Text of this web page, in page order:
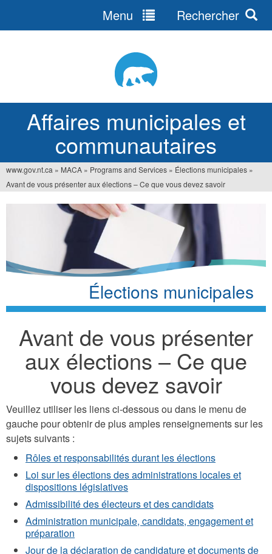
Affaires municipales et
communautaires
Menu Rechercher
Vous
êtes
www.gov.nt.ca » MACA » Programs and Services » Élections municipales »
Avant de vous présenter aux élections – Ce que vous devez savoir
Élections municipales
Avant de vous présenter
aux élections – Ce que
vous devez savoir
Veuillez utiliser les liens ci-dessous ou dans le menu de
gauche pour obtenir de plus amples renseignements sur les
sujets suivants :
Rôles et responsabilités durant les élections
Loi sur les élections des administrations locales et
dispositions législatives
Admissibilité des électeurs et des candidats
Administration municipale, candidats, engagement et
préparation
Jour de la déclaration de candidature et documents de